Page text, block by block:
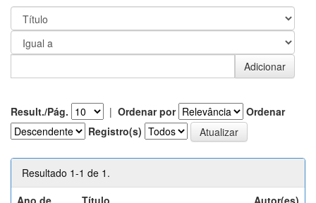
Result./Pág. | Ordenar por
Ordenar
Registro(s)
Resultado 1-1 de 1.
Ano de
Título Autor(es)